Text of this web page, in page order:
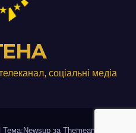
соціальні медіа
Тема:Newsup за Themeansar